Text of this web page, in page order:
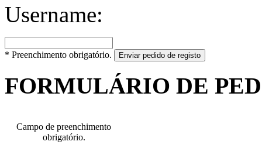
Username:
* Preenchimento obrigatório. Enviar pedido de registo
FORMULÁRIO DE
Campo de preenchimento
obrigatório.